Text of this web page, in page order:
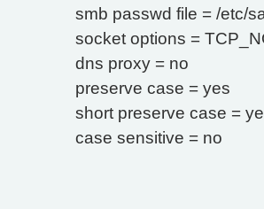
smb passwd file = /etc/
socket options =
dns proxy = no
preserve case = yes
short preserve case =
case sensitive = no